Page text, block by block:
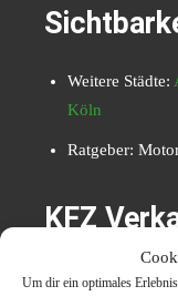
Um dir ein optimales
Weitere Städte:
Köln
Ratgeber:
KFZ
nie